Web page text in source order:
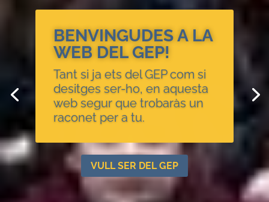
BENVINGUDES A LA
WEB DEL GEP!
Tant si ja ets del GEP com si
desitges ser-ho, en aquesta
web segur que trobaràs un
raconet per a tu.
VULL SER DEL GEP